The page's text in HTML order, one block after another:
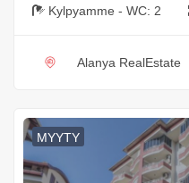
Kylpyamme - WC: 2
Alanya RealEstate
MYYTY